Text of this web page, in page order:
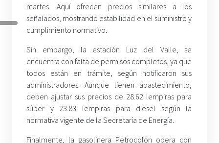
martes. Aquí ofrecen precios similares a los
señalados, mostrando estabilidad en el suministro y
cumplimiento normativo.
Sin embargo, la estación Luz del Valle, se
encuentra con falta de permisos completos, ya que
todos están en trámite, según notificaron sus
administradores. Aunque tienen abastecimiento,
deben ajustar sus precios de 28.62 lempiras para
súper y 23.83 lempiras para diesel según la
normativa vigente de la Secretaría de Energía.
Finalmente, la gasolinera Petrocolón opera con